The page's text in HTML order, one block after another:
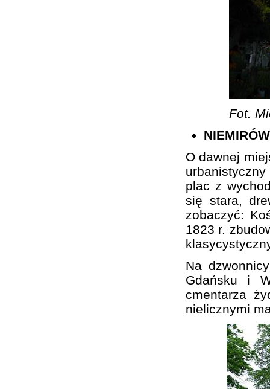
Fot.
NIEMIRÓW
O dawnej
plac z
się stara,
zobaczyć:
1823 r.
Na
Gdańsku i
cmentarza
nielicznymi